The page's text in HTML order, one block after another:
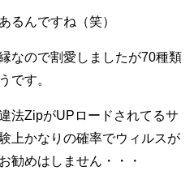
るんですね（笑）
なので割愛しましたが70種類
です。
法ZipがUPロードされてるサ
上かなりの確率でウィルスが
勧めはしません・・・